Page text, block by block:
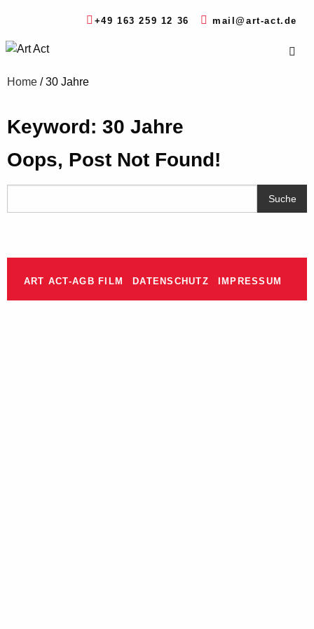
+49 163 259 12 36 mail@art-act.de
Home /30 Jahre
Keyword: 30 Jahre
Oops, Post Not Found!
ART ACT-AGB FILM DATENSCHUTZ IMPRESSUM